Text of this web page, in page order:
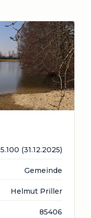
5.100 (31.12.2025)
Gemeinde
Helmut Priller
85406